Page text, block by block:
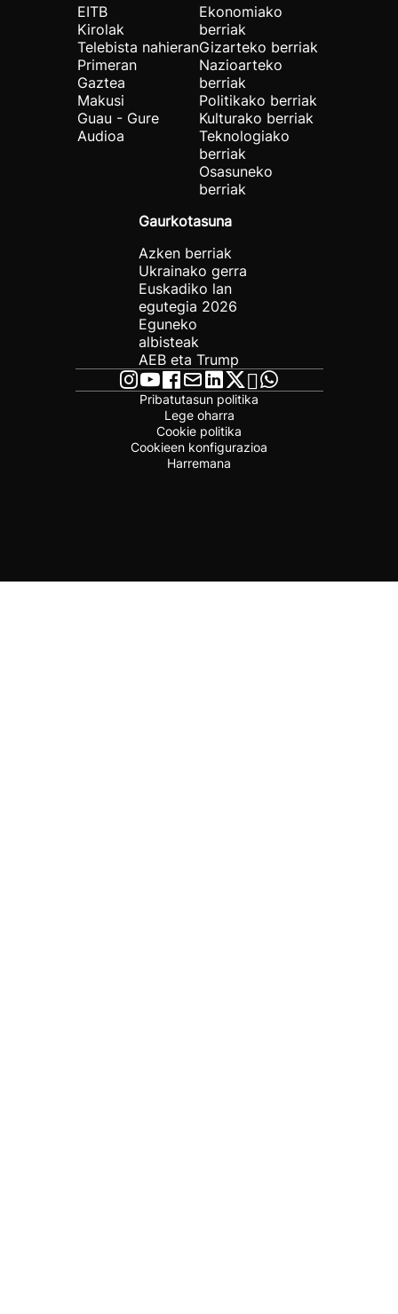
EITB
Kirolak
Telebista nahieran
Primeran
Gaztea
Makusi
Guau - Gure
Audioa
Ekonomiako
berriak
Gizarteko berriak
Nazioarteko
berriak
Politikako berriak
Kulturako berriak
Teknologiako
berriak
Osasuneko
berriak
Gaurkotasuna
Azken berriak
Ukrainako gerra
Euskadiko lan
egutegia 2026
Eguneko
albisteak
AEB eta Trump
Pribatutasun politika
Lege oharra
Cookie politika
Cookieen konfigurazioa
Harremana